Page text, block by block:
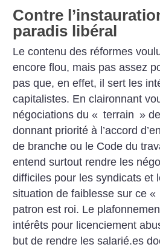
Contre
paradis libéral
Le contenu des réformes
encore flou, mais pas assez
pas que, en effet, il sert les
capitalistes. En claironnant
négociations du « terrain »
donnant priorité à l’accord
de branche ou le Code du
entend surtout rendre les
difficiles pour les syndicats et
situation de faiblesse sur ce «
patron est roi. Le
intérêts pour licenciement
but de rendre les salarié.es